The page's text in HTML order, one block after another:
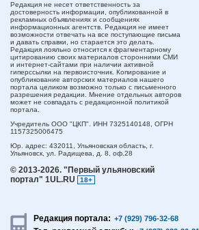
Редакция не несет ответственность за
достоверность информации, опубликованной в
рекламных объявлениях и сообщениях
информационных агентств. Редакция не имеет
возможности отвечать на все поступающие письма
и давать справки, но старается это делать.
Редакция лояльно относится к фрагментарному
цитированию своих материалов сторонними СМИ
и интернет-сайтами при наличии активной
гиперссылки на первоисточник. Копирование и
опубликование авторских материалов нашего
портала целиком возможно только с письменного
разрешения редакции. Мнение отдельных авторов
может не совпадать с редакционной политикой
портала.
Учредитель ООО "ЦКП". ИНН 7325140148, ОГРН
1157325006475
Юр. адрес: 432011, Ульяновская область, г.
Ульяновск, ул. Радищева, д. 8, оф.28
© 2013-2026. "Первый ульяновский
портал" 1UL.RU
18+
Редакция портала: +7 (929) 796-32-68